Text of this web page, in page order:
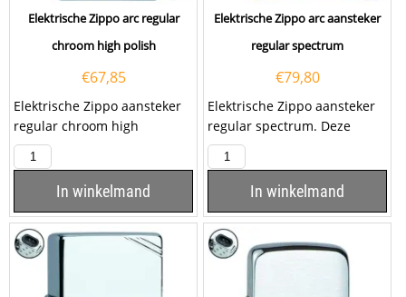
Elektrische Zippo arc regular
chroom high polish
€67,85
Elektrische Zippo aansteker
regular chroom high
polish met een dubbele arc...
In winkelmand
Elektrische Zippo arc aansteker
regular spectrum
€79,80
Elektrische Zippo aansteker
regular spectrum. Deze
Zippo aansteker heeft een
glanzende...
In winkelmand